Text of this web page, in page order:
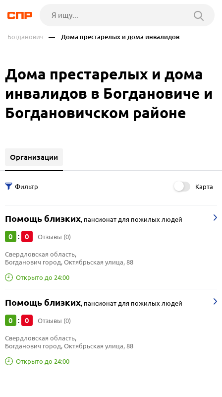
Богданович — Дома престарелых и дома инвалидов
Дома престарелых и дома
инвалидов в Богдановиче и
Богдановичском районе
Организации
Карта
Помощь близких, пансионат для пожилых людей
0 : 0 Отзывы (0)
Открыто до 24:00
Свердловская область,
Богданович город, Октябрьская улица, 88
Помощь близких, пансионат для пожилых людей
0 : 0 Отзывы (0)
Открыто до 24:00
Свердловская область,
Богданович город, Октябрьская улица, 88